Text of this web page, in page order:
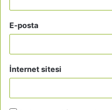
E-posta
İnternet sitesi